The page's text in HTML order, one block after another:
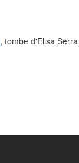
, tombe d'Elisa